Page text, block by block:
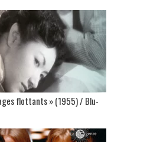
flottants » (1955) / Blu-